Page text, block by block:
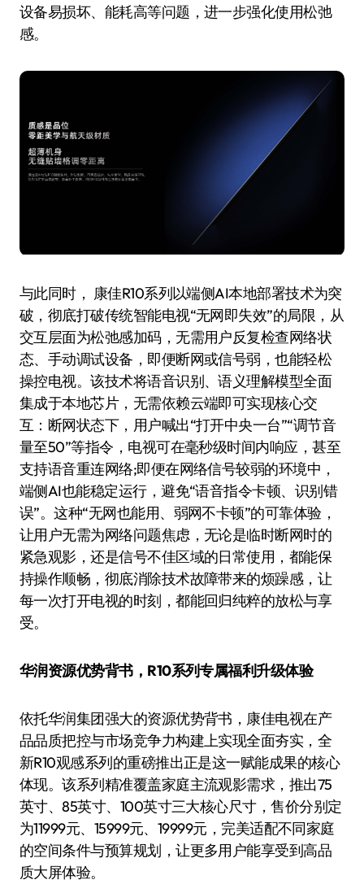
设备易损坏、能耗高等问题，进一步强化使用松弛
感。
与此同时， 康佳R10系列以端侧AI本地部署技术为突
破，彻底打破传统智能电视“无网即失效”的局限，从
交互层面为松弛感加码，无需用户反复检查网络状
态、手动调试设备，即便断网或信号弱，也能轻松
操控电视。该技术将语音识别、语义理解模型全面
集成于本地芯片，无需依赖云端即可实现核心交
互：断网状态下，用户喊出“打开中央一台”“调节音
量至50”等指令，电视可在毫秒级时间内响应，甚至
支持语音重连网络;即便在网络信号较弱的环境中，
端侧AI也能稳定运行，避免“语音指令卡顿、识别错
误”。这种“无网也能用、弱网不卡顿”的可靠体验，
让用户无需为网络问题焦虑，无论是临时断网时的
紧急观影，还是信号不佳区域的日常使用，都能保
持操作顺畅，彻底消除技术故障带来的烦躁感，让
每一次打开电视的时刻，都能回归纯粹的放松与享
受。
华润资源优势背书，R10系列专属福利升级体验
依托华润集团强大的资源优势背书，康佳电视在产
品品质把控与市场竞争力构建上实现全面夯实，全
新R10观感系列的重磅推出正是这一赋能成果的核心
体现。该系列精准覆盖家庭主流观影需求，推出75
英寸、85英寸、100英寸三大核心尺寸，售价分别定
为11999元、15999元、19999元，完美适配不同家庭
的空间条件与预算规划，让更多用户能享受到高品
质大屏体验。